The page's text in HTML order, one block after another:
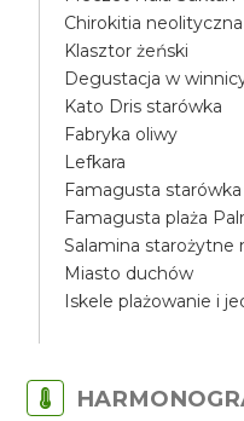
Chirokitia
Klasztor żeński
Degustacja w
Kato Dris starówka
Fabryka oliwy
Lefkara
Famagusta starówka
Famagusta plaża
Salamina starożytne
Miasto duchów
Iskele plażowanie i